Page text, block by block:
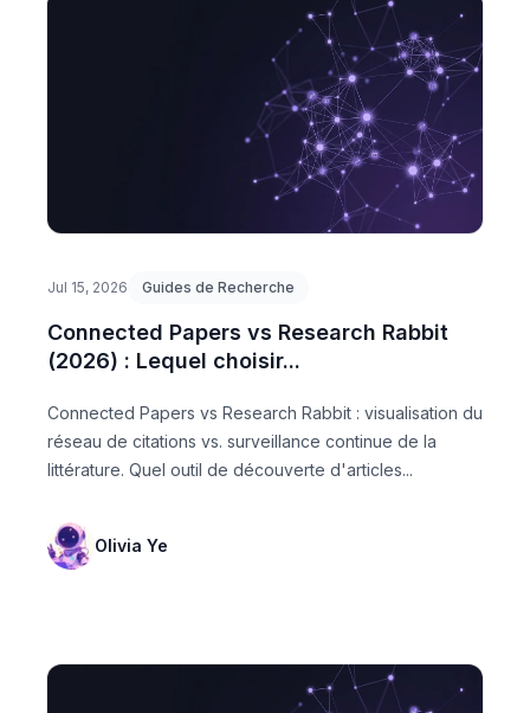
Jul 15, 2026 Guides de Recherche
Connected Papers vs Research Rabbit
(2026) : Lequel choisir...
Connected Papers vs Research Rabbit : visualisation du
réseau de citations vs. surveillance continue de la
littérature. Quel outil de découverte d'articles...
Olivia Ye